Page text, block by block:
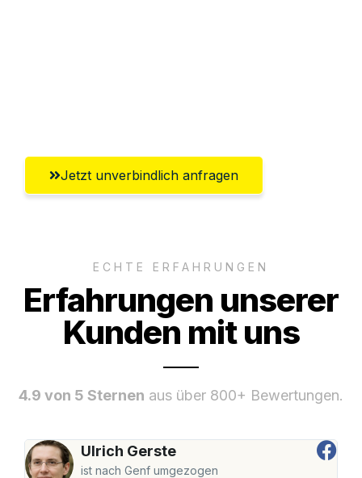
Jetzt unverbindlich anfragen
ECHTE ERFAHRUNGEN
Erfahrungen unserer
Kunden mit uns
4.9 von 5 Sternen aus über 800+ Bewertungen.
Ulrich Gerste
ist nach Genf umgezogen